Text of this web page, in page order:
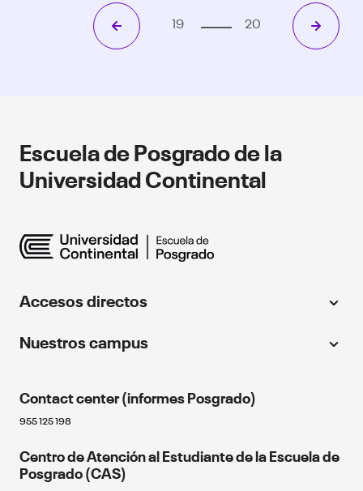
19 20
Escuela de Posgrado de la
Universidad Continental
Accesos directos
Centro de idiomas
Continental Florida University
Educación continua
Fondo editorial
Próximos eventos
Nuestros campus
064 481430
Cusco
Contact center (informes Posgrado)
955 125 198
Centro de Atención al Estudiante de la Escuela de
Posgrado (CAS)